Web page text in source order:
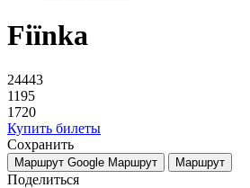
Fiїnka
24443
1195
1720
Купить билеты
Сохранить
Маршрут Google Маршрут Маршрут
Поделиться